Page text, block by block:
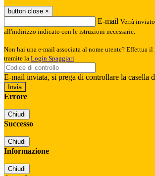
button close ×
E-mail Verrà
all'indirizzo indicato con le istruzioni necessarie.
Non hai una e-mail associata al nome utente? Effettua il
tramite la Login Spaggiari
E-mail inviata, si prega di controllare la casella
Errore
Chiudi
Successo
Chiudi
Informazione
Chiudi